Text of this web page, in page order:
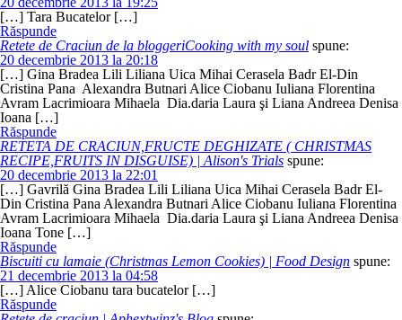
[…] Tara Bucatelor […]
Răspunde
Retete de Craciun de la bloggeriCooking with my soul spune:
20 decembrie 2013 la 20:18
[…] Gina Bradea Lili Liliana Uica Mihai Cerasela Badr El-Din
Cristina Pana Alexandra Butnari Alice Ciobanu Iuliana Florentina
Avram Lacrimioara Mihaela Dia.daria Laura şi Liana Andreea Denisa
Ioana […]
Răspunde
RETETA DE CRACIUN,FRUCTE DEGHIZATE ( CHRISTMAS
RECIPE,FRUITS IN DISGUISE) | Alison's Trials spune:
20 decembrie 2013 la 22:01
[…] Gavrilă Gina Bradea Lili Liliana Uica Mihai Cerasela Badr El-
Din Cristina Pana Alexandra Butnari Alice Ciobanu Iuliana Florentina
Avram Lacrimioara Mihaela Dia.daria Laura şi Liana Andreea Denisa
Ioana Tone […]
Răspunde
Biscuiti cu lamaie (Christmas Lemon Cookies) | Food Design spune:
21 decembrie 2013 la 04:58
[…] Alice Ciobanu tara bucatelor […]
Răspunde